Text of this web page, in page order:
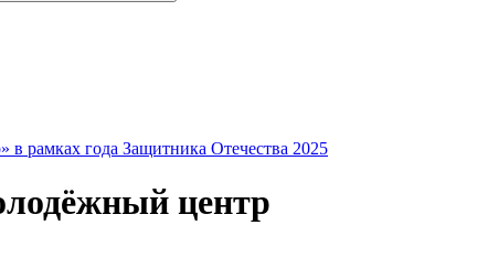
рамках года Защитника Отечества 2025
центр